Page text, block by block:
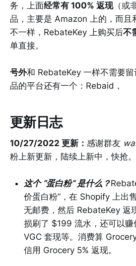
务，上面经常有 100% 返现（或
品，主要是 Amazon 上的，而且
不一样，RebateKey 上购买后不
单直接。
号外和 RebateKey 一样不需要
品的平台还有一个：Rebaid，
更新日志
10/27/2022 更新： 感谢群友
粉上新更新，陆续上新中，快抢。
这个 “蛋白粉” 是什么？
价蛋白粉”，在 Shopify 上出
无邮费，然后 RebateKey 返
损刷了 $199 流水，还可以赚
VGC 套现等。消费算
信用 Grocery 5% 返现。